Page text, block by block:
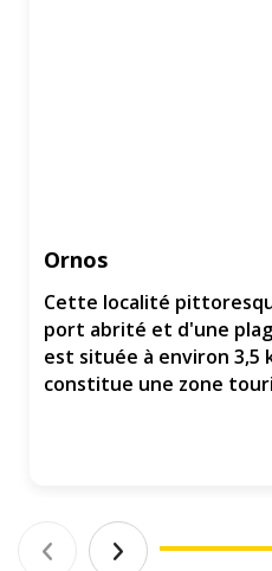
Ornos
Cette localité
port abrité et d'une
est située à environ 3,5
constitue une zone